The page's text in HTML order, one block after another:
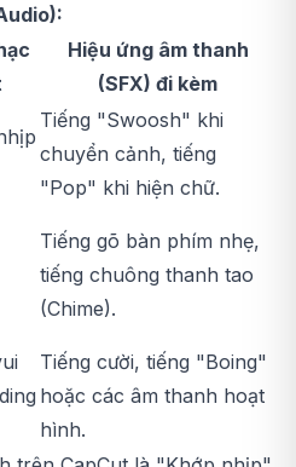
Hiệu ứng âm thanh
(SFX) đi kèm
Tiếng "Swoosh" khi
chuyển cảnh, tiếng
"Pop" khi hiện chữ.
Tiếng gõ bàn phím nhẹ,
tiếng chuông thanh tao
(Chime).
Tiếng cười, tiếng "Boing"
hoặc các âm thanh hoạt
hình.